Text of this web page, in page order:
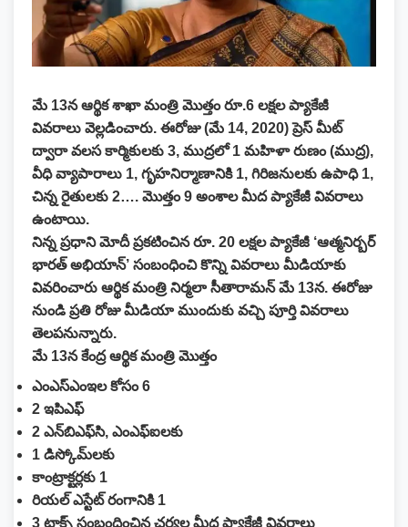
మే 13న ఆర్థిక శాఖా మంత్రి మొత్తం రూ.6 లక్షల ప్యాకేజీ
వివరాలు వెల్లడించారు. ఈరోజు (మే 14, 2020) ప్రెస్ మీట్
ద్వారా వలస కార్మికులకు 3, ముద్రలో 1 మహిళా రుణం (ముద్ర),
వీధి వ్యాపారాలు 1, గృహనిర్మాణానికి 1, గిరిజనులకు ఉపాధి 1,
చిన్న రైతులకు 2…. మొత్తం 9 అంశాల మీద ప్యాకేజీ వివరాలు
ఉంటాయి.
నిన్న ప్రధాని మోదీ ప్రకటించిన రూ. 20 లక్షల ప్యాకేజీ ‘ఆత్మనిర్బర్
భారత్ అభియాన్’ సంబంధించి కొన్ని వివరాలు మీడియాకు
వివరించారు ఆర్థిక మంత్రి నిర్మలా సీతారామన్ మే 13న. ఈరోజు
నుండి ప్రతి రోజు మీడియా ముందుకు వచ్చి పూర్తి వివరాలు
తెలపనున్నారు.
మే 13న కేంద్ర ఆర్థిక మంత్రి మొత్తం
ఎంఎస్‌ఎంఇల కోసం 6
2 ఇపిఎఫ్
2 ఎన్‌బిఎఫ్‌సి, ఎంఎఫ్‌ఐలకు
1 డిస్కోమ్‌లకు
కాంట్రాక్టర్లకు 1
రియల్ ఎస్టేట్ రంగానికి 1
3 టాక్స్ సంబంధించిన చర్యల మీద ప్యాకేజీ వివరాలు